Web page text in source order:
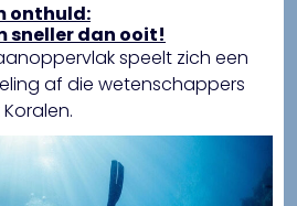
onthuld:
sneller dan ooit!
speelt zich een
af die wetenschappers